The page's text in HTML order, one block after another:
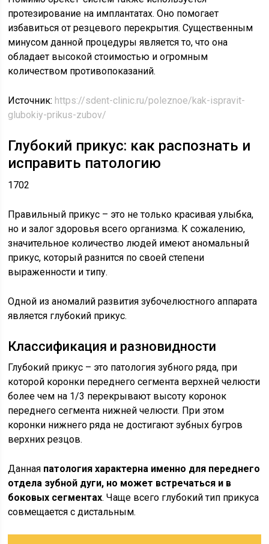
протезирование на имплантатах. Оно помогает
избавиться от резцевого перекрытия. Существенным
минусом данной процедуры является то, что она
обладает высокой стоимостью и огромным
количеством противопоказаний.
Источник: https://sdent-clinic.ru/poleznoe/kak-ispravit-
glubokiy-prikus-zubov/
Глубокий прикус: как распознать и
исправить патологию
1702
Правильный прикус – это не только красивая улыбка,
но и залог здоровья всего организма. К сожалению,
значительное количество людей имеют аномальный
прикус, который разнится по своей степени
выраженности и типу.
Одной из аномалий развития зубочелюстного аппарата
является глубокий прикус.
Классификация и разновидности
Глубокий прикус – это патология зубного ряда, при
которой коронки переднего сегмента верхней челюсти
более чем на 1/3 перекрывают высоту коронок
переднего сегмента нижней челюсти. При этом
коронки нижнего ряда не достигают зубных бугров
верхних резцов.
Данная патология характерна именно для переднего
отдела зубной дуги, но может встречаться и в
боковых сегментах. Чаще всего глубокий тип прикуса
совмещается с дистальным.